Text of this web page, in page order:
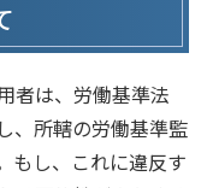
者は、労働基準法
、所轄の労働基準監
もし、これに違反す